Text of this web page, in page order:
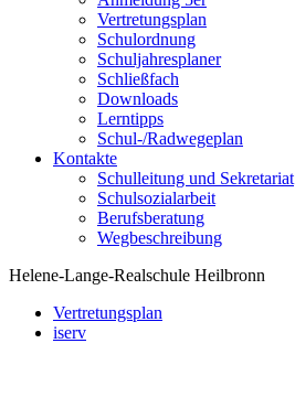
Vertretungsplan
Schulordnung
Schuljahresplaner
Schließfach
Downloads
Lerntipps
Schul-/Radwegeplan
Kontakte
Schulleitung und Sekretariat
Schulsozialarbeit
Berufsberatung
Wegbeschreibung
Helene-Lange-Realschule Heilbronn
Vertretungsplan
iserv